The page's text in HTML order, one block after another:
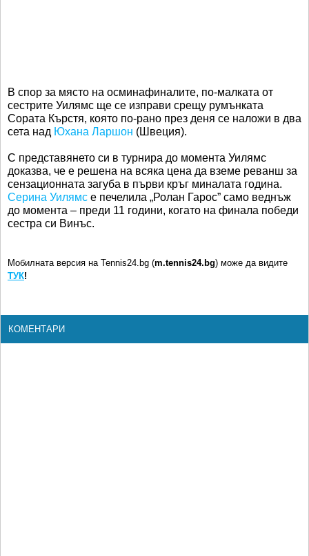
В спор за място на осминафиналите, по-малката от
сестрите Уилямс ще се изправи срещу румънката
Сората Кърстя, която по-рано през деня се наложи в два
сета над Юхана Ларшон (Швеция).
С представянето си в турнира до момента Уилямс
доказва, че е решена на всяка цена да вземе реванш за
сензационната загуба в първи кръг миналата година.
Серина Уилямс е печелила „Ролан Гарос” само веднъж
до момента – преди 11 години, когато на финала победи
сестра си Винъс.
Мобилната версия на Tennis24.bg (m.tennis24.bg) може да видите
ТУК!
КОМЕНТАРИ